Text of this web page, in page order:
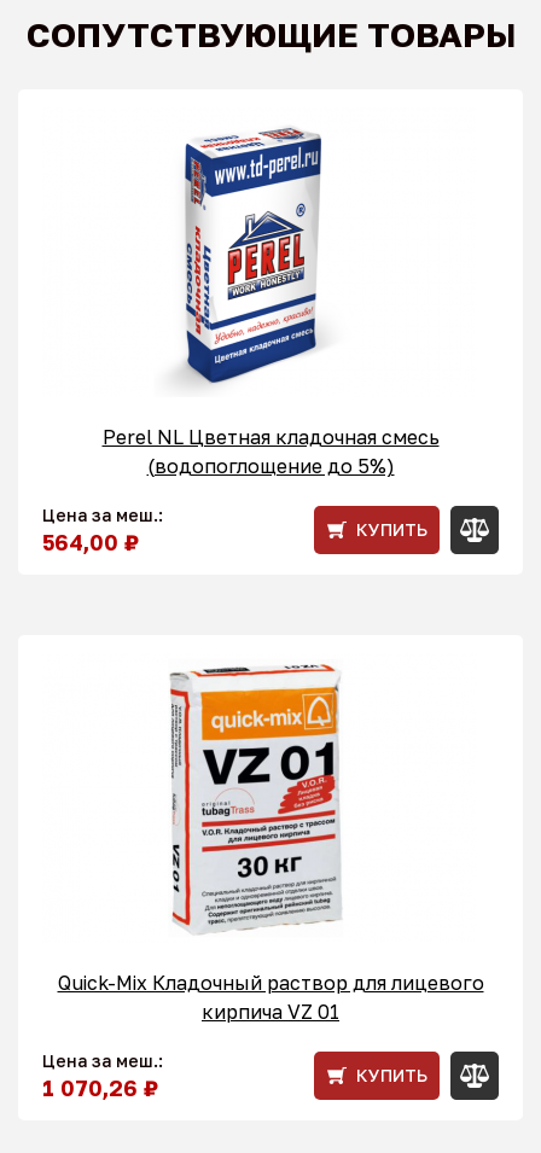
СОПУТСТВУЮЩИЕ ТОВАРЫ
Perel NL Цветная кладочная смесь
(водопоглощение до 5%)
Цена за меш.:
564,00 ₽ КУПИТЬ
Quick-Mix Кладочный раствор для лицевого
кирпича VZ 01
Цена за меш.:
1 070,26 ₽ КУПИТЬ